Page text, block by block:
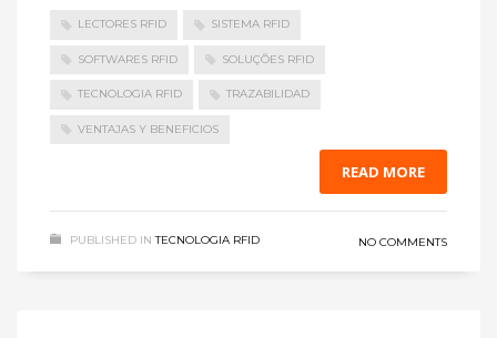
LECTORES RFID SISTEMA RFID
SOFTWARES RFID SOLUÇÕES RFID
TECNOLOGIA RFID TRAZABILIDAD
VENTAJAS Y BENEFICIOS
READ MORE
PUBLISHED IN TECNOLOGIA RFID NO COMMENTS